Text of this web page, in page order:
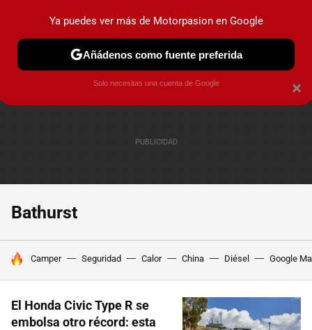
PRUEBAS COCHES ELÉCTRICOS OBSERVATORIO
Bathurst
HOY SE HABLA DE
Camper Seguridad Calor China Diésel Google
El Honda Civic Type R se
embolsa otro récord: esta
×
Ya puedes ver más de Motorpasion en Google
Añádenos como fuente preferida
Solo necesitas una cuenta de Google